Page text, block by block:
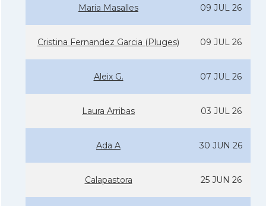
Maria Masalles 09 JUL 26
Cristina Fernandez Garcia (Pluges) 09 JUL 26
Aleix G. 07 JUL 26
Laura Arribas 03 JUL 26
Ada A 30 JUN 26
Calapastora 25 JUN 26